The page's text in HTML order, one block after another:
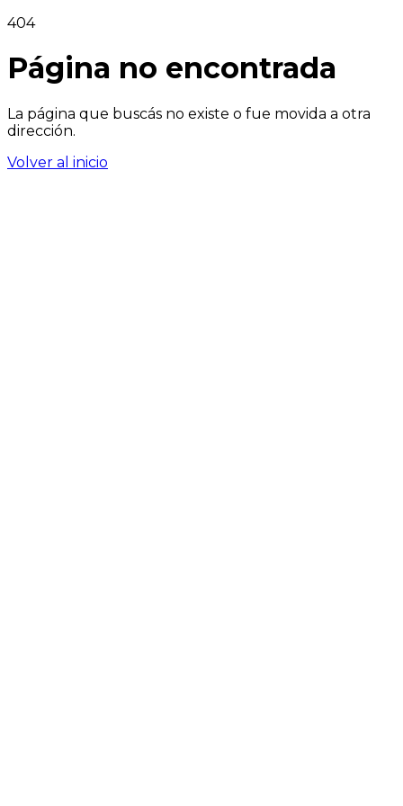
404
Página no encontrada
La página que buscás no existe o fue movida a otra
dirección.
Volver al inicio